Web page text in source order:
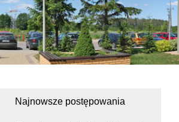
Najnowsze postępowania